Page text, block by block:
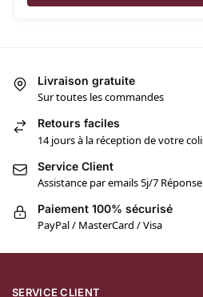
Livraison gratuite
Sur toutes les commandes
Retours faciles
14 jours à la réception de votre
Service Client
Assistance par emails 5j/7
Paiement 100% sécurisé
PayPal / MasterCard / Visa
SERVICE CLIENT